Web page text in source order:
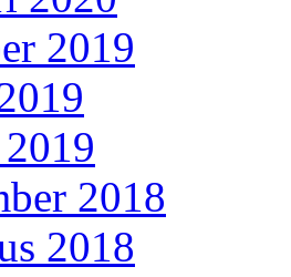
2019
2018
2018